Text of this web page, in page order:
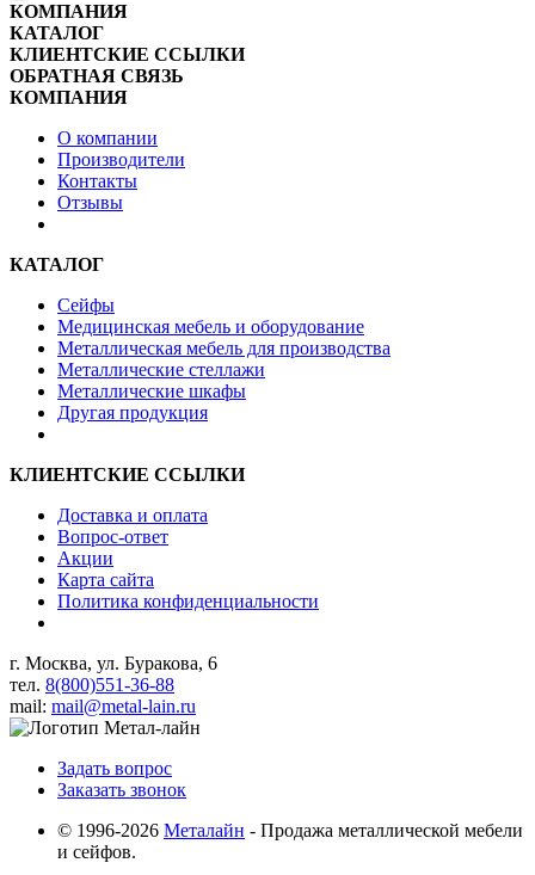
КОМПАНИЯ
КАТАЛОГ
КЛИЕНТСКИЕ ССЫЛКИ
ОБРАТНАЯ СВЯЗЬ
КОМПАНИЯ
О компании
Производители
Контакты
Отзывы
КАТАЛОГ
Сейфы
Медицинская мебель и оборудование
Металлическая мебель для производства
Металлические стеллажи
Металлические шкафы
Другая продукция
КЛИЕНТСКИЕ ССЫЛКИ
Доставка и оплата
Вопрос-ответ
Акции
Карта сайта
Политика конфиденциальности
г. Москва, ул. Буракова, 6
тел. 8(800)551-36-88
mail: mail@metal-lain.ru
Задать вопрос
Заказать звонок
© 1996-2026 Металайн - Продажа металлической мебели
и сейфов.